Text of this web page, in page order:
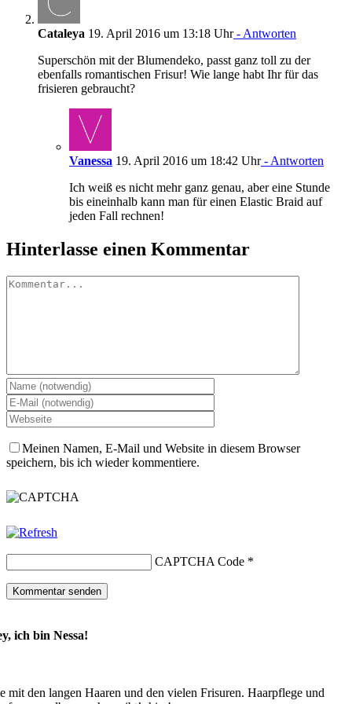
Cataleya 19. April 2016 um 13:18 Uhr- Antworten
Superschön mit der Blumendeko, passt ganz toll zu der
ebenfalls romantischen Frisur! Wie lange habt Ihr für das
frisieren gebraucht?
Vanessa 19. April 2016 um 18:42 Uhr- Antworten
Ich weiß es nicht mehr ganz genau, aber eine Stunde
bis eineinhalb kann man für einen Elastic Braid auf
jeden Fall rechnen!
Hinterlasse einen Kommentar
Kommentar
Meinen Namen, E-Mail und Website in diesem Browser
speichern, bis ich wieder kommentiere.
CAPTCHA Code *
ich bin Nessa!
mit den langen Haaren und den vielen Frisuren. Haarpflege und